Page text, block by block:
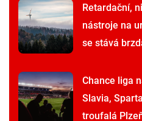
Retardační,
nástroje na
se stává
Chance liga
Slavia,
troufalá